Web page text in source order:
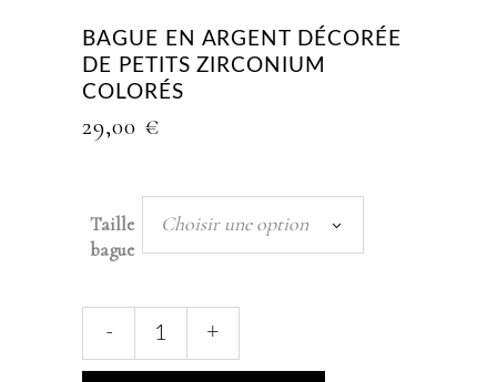
BAGUE EN ARGENT DÉCORÉE
DE PETITS ZIRCONIUM
COLORÉS
29,00 €
Taille
bague
Choisir une option
argent
- +